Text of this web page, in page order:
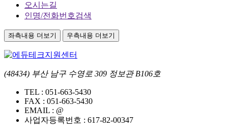
오시는길
인명/전화번호검색
좌측내용 더보기 우측내용 더보기
(48434) 부산 남구 수영로 309 정보관 B106호
TEL : 051-663-5430
FAX : 051-663-5430
EMAIL : @
사업자등록번호 : 617-82-00347